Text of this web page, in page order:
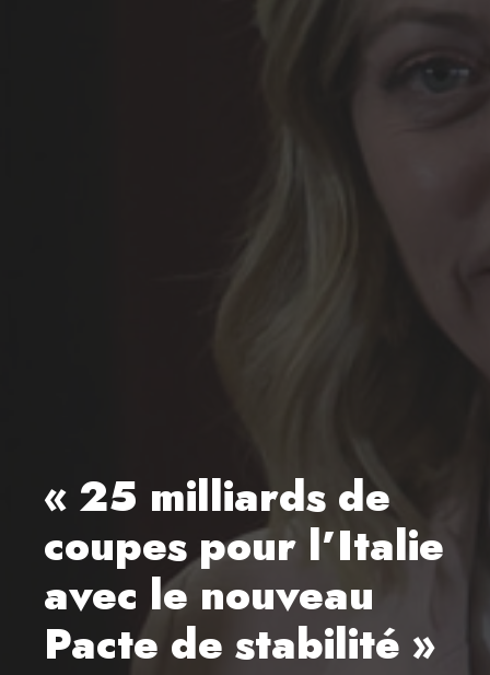
« 25 milliards de
coupes pour l’Italie
avec le nouveau
Pacte de stabilité »